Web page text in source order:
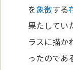
を象徴する
果たしてい
ラスに描か
ったのであ